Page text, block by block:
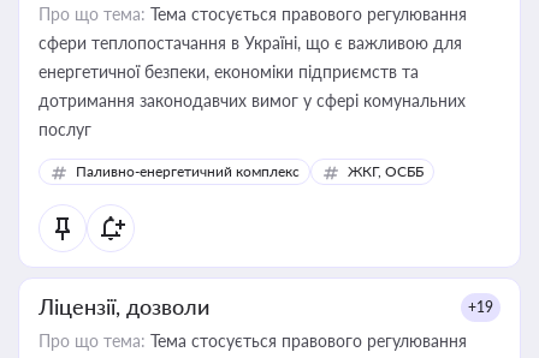
Про що тема: Тема стосується правового регулювання
сфери теплопостачання в Україні, що є важливою для
енергетичної безпеки, економіки підприємств та
дотримання законодавчих вимог у сфері комунальних
послуг
Паливно-енергетичний комплекс ЖКГ, ОСББ
Ліцензії, дозволи +19
Про що тема: Тема стосується правового регулювання